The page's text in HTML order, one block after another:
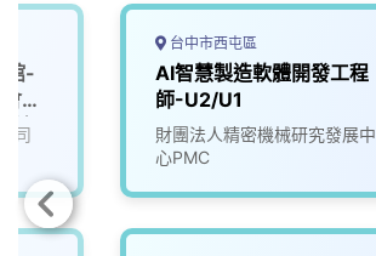
館-
」
科)
司
台中市西屯區
AI智慧製造軟體開發工程
師-U2/U1
財團法人精密機械研究發展中
心PMC